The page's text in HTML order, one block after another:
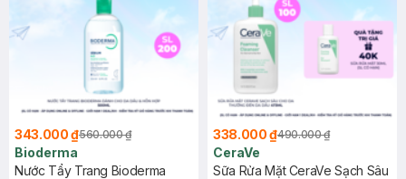
343.000 ₫560.000 ₫
Bioderma
Nước Tẩy Trang Bioderma
338.000 ₫490.000 ₫
CeraVe
Sữa Rửa Mặt CeraVe Sạch Sâu